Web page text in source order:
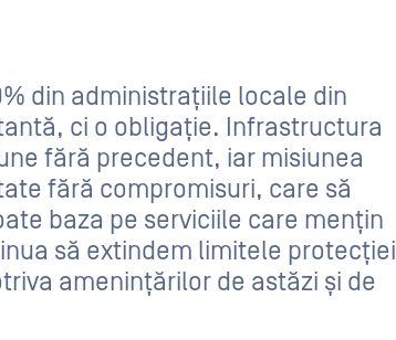
din administrațiile locale din
ci o obligație. Infrastructura
fără precedent, iar misiunea
fără compromisuri, care să
baza pe serviciile care mențin
să extindem limitele protecției
amenințărilor de astăzi și de